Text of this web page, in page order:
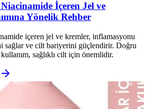
İçeren Jel ve
Yönelik Rehber
içeren jel ve kremler, inflamasyonu
sağlar ve cilt bariyerini güçlendirir. Doğru
sağlıklı cilt için önemlidir.